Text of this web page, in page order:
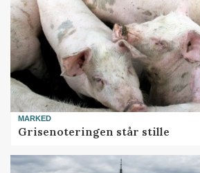
MARKED
Grisenoteringen står stille